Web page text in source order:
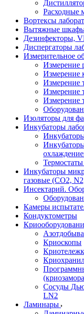
Расходные
Вортексы
Вытяжные шкафы
Дезинфекторы,
Диспергаторы
Измерительное
Измерение
Измерение
Измерение
Измерение
Измерение
Изоляторы для
Инкубаторы
Инкубаторы
газовые (CO2,
Инсектарий.
Камеры
Кондуктометры
Криоскопы
Сосуды
LN2
Ламинары